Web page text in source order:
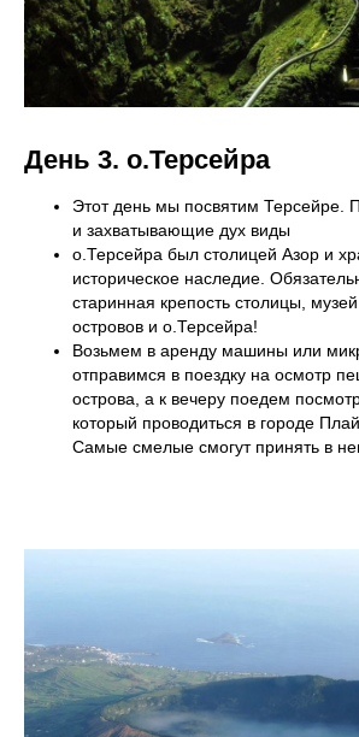
День 3. о.Терсейра
Этот день мы посвятим Терсейре.
и захватывающие дух виды
о.Терсейра был столицей Азор и
историческое наследие.
старинная крепость столицы,
островов и о.Терсейра!
Возьмем в аренду машины или
отправимся в поездку на осмотр
острова, а к вечеру поедем
который проводиться в городе
Самые смелые смогут принять в